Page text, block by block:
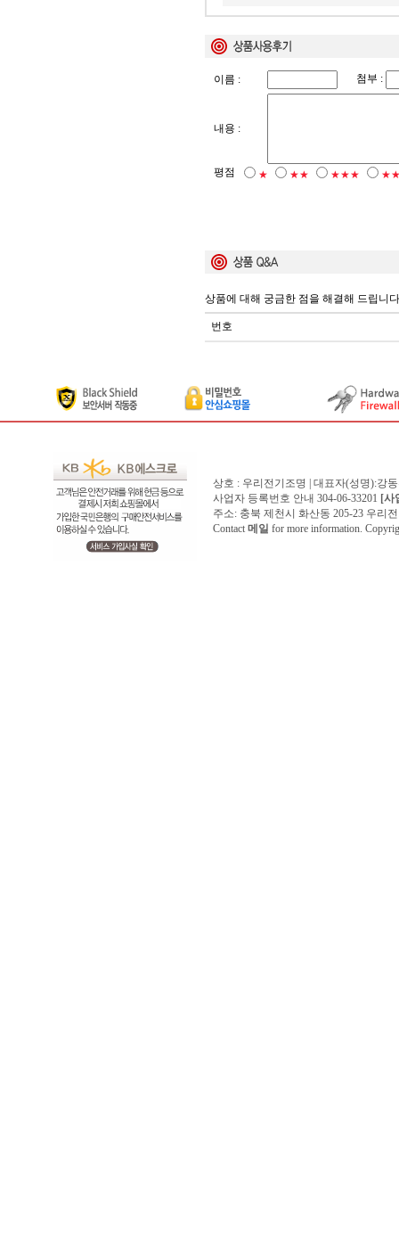
이름 : 첨부 :
내용 :
평점 ★ ★★ ★★★
상품에 대해 궁금한 점을 해결해 드립니
번호
상호 : 우리전기조명 | 대표자(성명):강
사업자 등록번호 안내 304-06-33201 [사
주소: 충북 제천시 화산동 205-23 우리
Contact 메일 for more information.